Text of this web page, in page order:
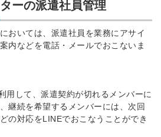
ーの派遣社員管理
おいては、派遣社員を業務にアサイ
内などを電話・メールでおこないま
用して、派遣契約が切れるメンバーに
継続を希望するメンバーには、次回
の対応をLINEでおこなうことができ